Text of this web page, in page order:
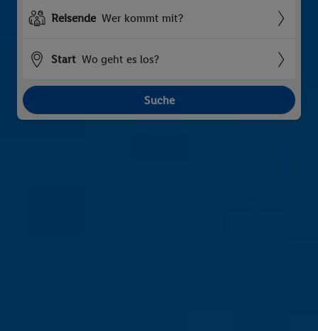
Reisende Wer kommt mit?
Start Wo geht es los?
Suche